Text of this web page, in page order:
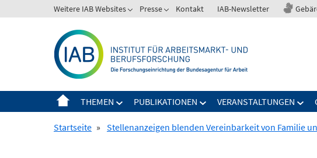
zum
Weitere IAB Websites Presse Kontakt IAB-Newsletter
THEMEN PUBLIKATIONEN VERANSTALTUNGEN
Startseite » Stellenanzeigen blenden Vereinbarkeit von Familie